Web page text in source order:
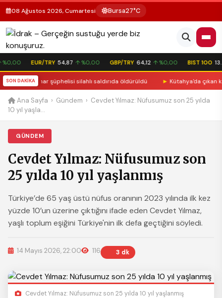
08 Ağustos 2026, Cumartesi Bursa27°C
EUR/TRY 54,87 ↑ %0,00 GBP/TRY 64,12 ↑ %0,00 BIST 100
SON DAKİKA
istismar şüphelisi silahlı saldırıda öldürüldü Kütahya'da çıkan
Ana Sayfa › Gündem › Cevdet Yılmaz: Nüfusumuz son 25 yılda
10 yıl yaşla...
GÜNDEM
Cevdet Yılmaz: Nüfusumuz son
25 yılda 10 yıl yaşlanmış
Türkiye’de 65 yaş üstü nüfus oranının 2023 yılında ilk kez
yüzde 10’un üzerine çıktığını ifade eden Cevdet Yılmaz,
yaşlı toplum eşiğini Türkiye'nin ilk defa geçtiğini söyledi.
14 Mayıs 2026, 22:00 116 3 dk
Cevdet Yılmaz: Nüfusumuz son 25 yılda 10 yıl yaşlanmış